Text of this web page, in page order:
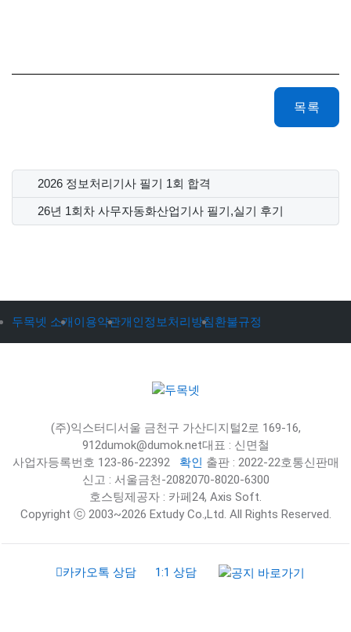
목록
2026 정보처리기사 필기 1회 합격
26년 1회차 사무자동화산업기사 필기,실기 후기
두목넷 소개 이용약관개인정보처리방침환불규정
(주)익스터디서울 금천구 가산디지털2로 169-16,
912dumok@dumok.net대표 : 신면철
사업자등록번호 123-86-22392
확인 출판 : 2022-22호통신판매
신고 : 서울금천-2082070-8020-6300
호스팅제공자 : 카페24, Axis Soft.
Copyright ⓒ 2003~2026 Extudy Co.,Ltd. All Rights Reserved.
카카오톡 상담 1:1 상담